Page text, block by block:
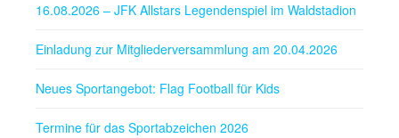
16.08.2026 – JFK Allstars Legendenspiel im Waldstadion
Einladung zur Mitgliederversammlung am 20.04.2026
Neues Sportangebot: Flag Football für Kids
Termine für das Sportabzeichen 2026